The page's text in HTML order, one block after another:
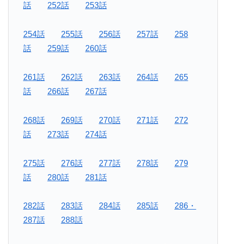
話
252話 253話
254話 255話 256話 257話
258
話
259話 260話
261話 262話 263話 264話
265
話
266話 267話
268話 269話 270話 271話
272
話
273話 274話
275話 276話 277話 278話
279
話
280話 281話
282話 283話 284話 285話
286・
287話
288話